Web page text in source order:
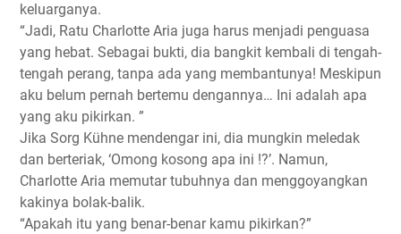
keluarganya.
“Jadi, Ratu Charlotte Aria juga harus menjadi penguasa
yang hebat. Sebagai bukti, dia bangkit kembali di tengah-
tengah perang, tanpa ada yang membantunya! Meskipun
aku belum pernah bertemu dengannya… Ini adalah apa
yang aku pikirkan. ”
Jika Sorg Kühne mendengar ini, dia mungkin meledak
dan berteriak, ‘Omong kosong apa ini !?’. Namun,
Charlotte Aria memutar tubuhnya dan menggoyangkan
kakinya bolak-balik.
“Apakah itu yang benar-benar kamu pikirkan?”